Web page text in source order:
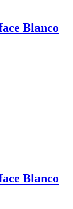
Blanco
Blanco